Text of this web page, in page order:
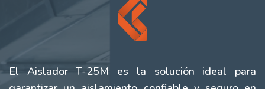
El Aislador T-25M es la solución ideal para